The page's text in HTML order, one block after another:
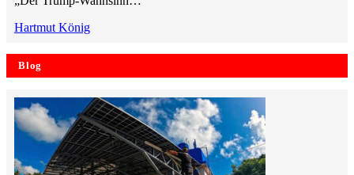
Hartmut König
Blog